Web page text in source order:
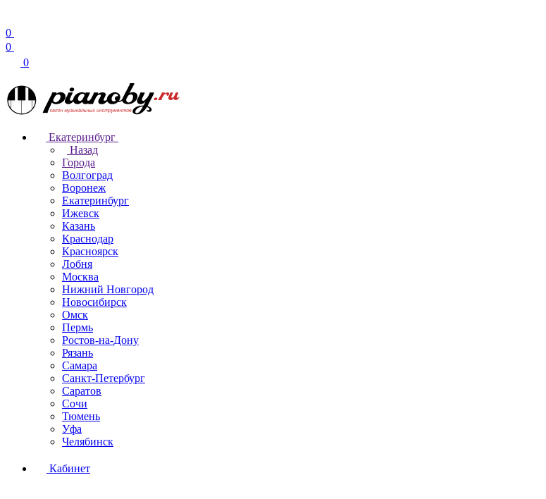
0
0
0
Екатеринбург
Назад
Города
Волгоград
Воронеж
Екатеринбург
Ижевск
Казань
Краснодар
Красноярск
Лобня
Москва
Нижний Новгород
Новосибирск
Омск
Пермь
Ростов-на-Дону
Рязань
Самара
Санкт-Петербург
Саратов
Сочи
Тюмень
Уфа
Челябинск
Кабинет